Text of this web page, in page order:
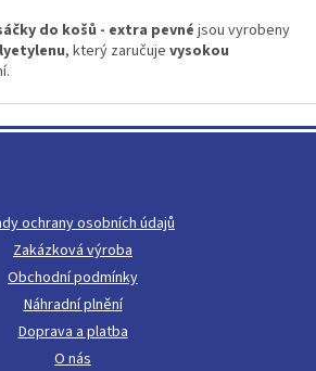
l
á
c
í
y
v
ý
p
i
s
u
do košů - extra pevné jsou vyrobeny
, který zaručuje vysokou
ochrany osobních údajů
Zakázková výroba
Obchodní podmínky
Náhradní plnění
Doprava a platba
O nás